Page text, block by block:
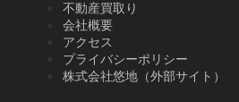
不動産買取り
会社概要
アクセス
プライバシーポリシー
株式会社悠地（外部サイト）